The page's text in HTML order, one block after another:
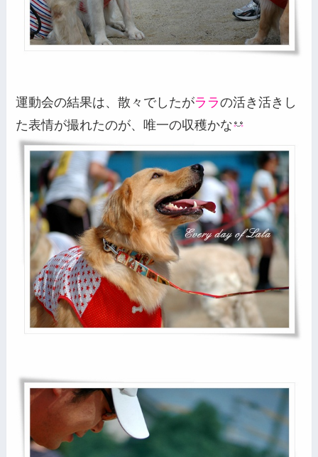
運動会の結果は、散々でしたがララの活き活きし
た表情が撮れたのが、唯一の収穫かな